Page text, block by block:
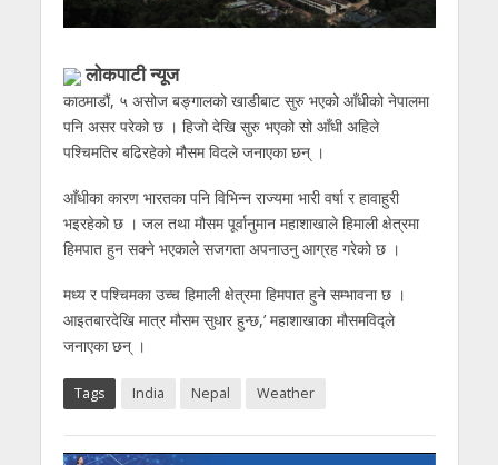
लाेकपाटी न्यूज
काठमाडौं, ५ असोज बङ्गालको खाडीबाट सुरु भएको आँधीको नेपालमा
पनि असर परेको छ । हिजो देखि सुरु भएको सो आँधी अहिले
पश्चिमतिर बढिरहेको मौसम विदले जनाएका छन् ।
आँधीका कारण भारतका पनि विभिन्न राज्यमा भारी वर्षा र हावाहुरी
भइरहेको छ । जल तथा मौसम पूर्वानुमान महाशाखाले हिमाली क्षेत्रमा
हिमपात हुन सक्ने भएकाले सजगता अपनाउनु आग्रह गरेको छ ।
मध्य र पश्चिमका उच्च हिमाली क्षेत्रमा हिमपात हुने सम्भावना छ ।
आइतबारदेखि मात्र मौसम सुधार हुन्छ,’ महाशाखाका मौसमविद्ले
जनाएका छन् ।
Tags India Nepal Weather